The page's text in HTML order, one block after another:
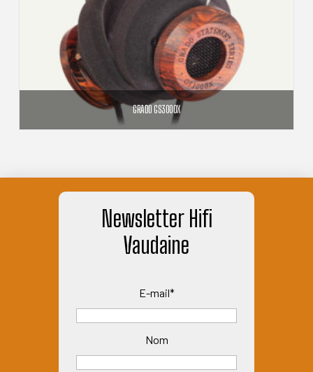
GRADO GS3000X
Newsletter Hifi
Vaudaine
E-mail*
Nom